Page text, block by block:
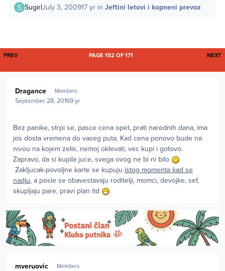
SugirlJuly 3, 200917 yr inJeftini letovi i kopneni prevoz
FIRST PAGE
PREV NEXT
PAGE 152 OF 171
Dragance Members
September 28, 20169 yr
Bez panike, strpi se, pasce cena opet, prati narednih dana, ima
jos dosta vremena do vaseg puta. Kad cena ponovo bude na
nivou na kojem zelis, nemoj oklevati, vec kupi i gotovo.
Zapravo, da si kupila juce, svega ovog ne bi ni bilo
Zakljucak-povoljne karte se kupuju istog momenta kad se
nadju, a posle se obavestavaju roditelji, momci, devojke, sef,
skupljaju pare, pravi plan itd
mveruovic Members